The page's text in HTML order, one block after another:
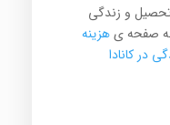
تحصیل و زندگی
به صفحه یهزینه
در کانادا